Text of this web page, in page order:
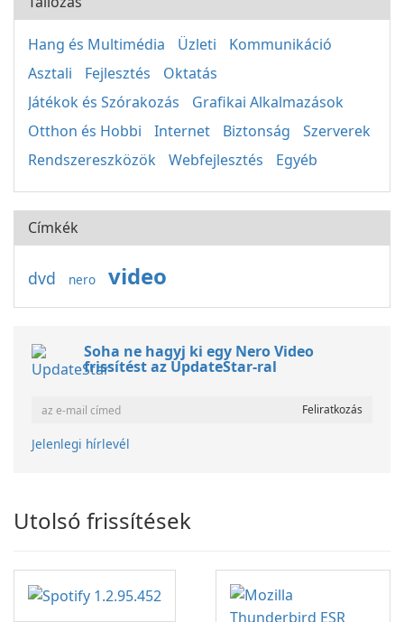
Hang és Multimédia Üzleti
Kommunikáció
Asztali
Fejlesztés
Oktatás
Játékok és Szórakozás
Grafikai Alkalmazások
Otthon és Hobbi
Internet Biztonság
Szerverek
Rendszereszközök
Webfejlesztés Egyéb
Címkék
dvd nero video
Soha ne hagyj ki egy Nero Video
frissítést az UpdateStar-ral
Jelenlegi hírlevél
Utolsó frissítések